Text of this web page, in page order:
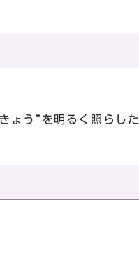
ょう”を明るく照らした